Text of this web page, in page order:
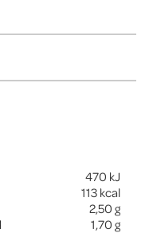
470 kJ
113 kcal
2,50 g
1,70 g